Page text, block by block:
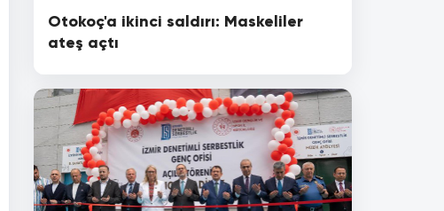
Otokoç'a ikinci saldırı: Maskeliler
ateş açtı